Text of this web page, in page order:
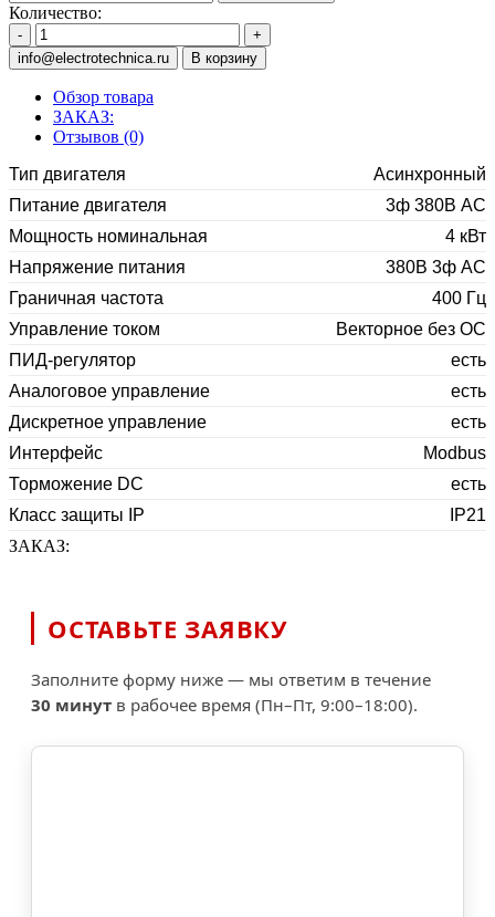
Количество:
-
+
info@electrotechnica.ru
В корзину
Обзор товара
ЗАКАЗ:
Отзывов (0)
Тип двигателя
Асинхронный
Питание двигателя
3ф 380В АС
Мощность номинальная
4 кВт
Напряжение питания
380В 3ф AC
Граничная частота
400 Гц
Управление током
Векторное без ОС
ПИД-регулятор
есть
Аналоговое управление
есть
Дискретное управление
есть
Интерфейс
Modbus
Торможение DC
есть
Класс защиты IP
IP21
ЗАКАЗ:
ОСТАВЬТЕ ЗАЯВКУ
Заполните форму ниже — мы ответим в течение
30 минут в рабочее время (Пн–Пт, 9:00–18:00).